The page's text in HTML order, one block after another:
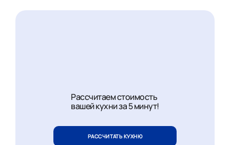
Рассчитаем стоимость
вашей кухни за 5 минут!
РАССЧИТАТЬ КУХНЮ